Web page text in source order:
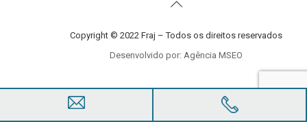
Copyright © 2022 Fraj – Todos os direitos reservados
Desenvolvido por: Agência MSEO